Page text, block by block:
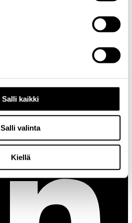
Salli kaikki
Salli valinta
Kiellä